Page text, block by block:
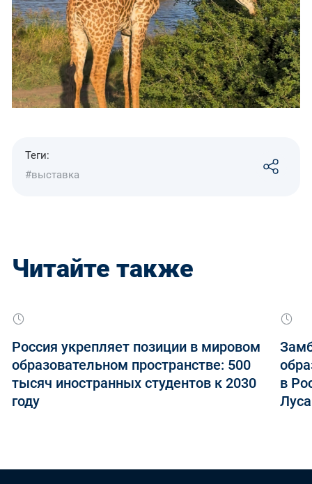
Теги:
#выставка
Читайте также
Россия укрепляет позиции в мировом
образовательном пространстве: 500
тысяч иностранных студентов к 2030
году
в